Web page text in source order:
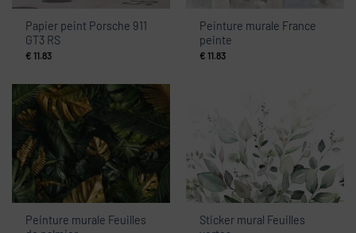
Papier peint Porsche 911
GT3 RS
€ 11.83
Peinture murale France
peinte
€ 11.83
Peinture murale Feuilles
Sticker mural Feuilles